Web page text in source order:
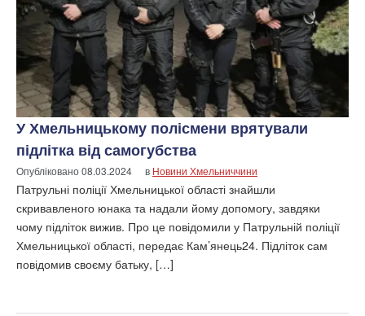
У Хмельницькому полісмени врятували
підлітка від самогубства
Опубліковано08.03.2024 в Новини Хмельниччини
Патрульні поліції Хмельницької області знайшли
скривавленого юнака та надали йому допомогу, завдяки
чому підліток вижив. Про це повідомили у Патрульній поліції
Хмельницької області, передає Кам’янець24. Підліток сам
повідомив своєму батьку, […]